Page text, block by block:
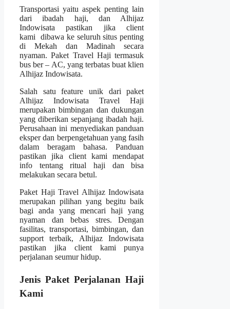
Transportasi yaitu aspek penting lain
dari ibadah haji, dan Alhijaz
Indowisata pastikan jika client
kami dibawa ke seluruh situs penting
di Mekah dan Madinah secara
nyaman. Paket Travel Haji termasuk
bus ber – AC, yang terbatas buat klien
Alhijaz Indowisata.
Salah satu feature unik dari paket
Alhijaz Indowisata Travel Haji
merupakan bimbingan dan dukungan
yang diberikan sepanjang ibadah haji.
Perusahaan ini menyediakan panduan
eksper dan berpengetahuan yang fasih
dalam beragam bahasa. Panduan
pastikan jika client kami mendapat
info tentang ritual haji dan bisa
melakukan secara betul.
Paket Haji Travel Alhijaz Indowisata
merupakan pilihan yang begitu baik
bagi anda yang mencari haji yang
nyaman dan bebas stres. Dengan
fasilitas, transportasi, bimbingan, dan
support terbaik, Alhijaz Indowisata
pastikan jika client kami punya
perjalanan seumur hidup.
Jenis Paket Perjalanan Haji
Kami